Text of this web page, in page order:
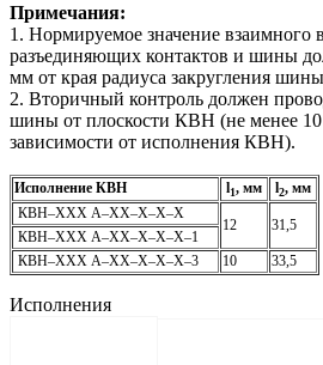
Примечания:
1. Нормируемое значение взаимного
разъединяющих контактов и шины
мм от края радиуса закругления
2. Вторичный контроль должен
шины от плоскости КВН (не менее
зависимости от исполнения КВН).
Исполнение КВН l1, мм l2, мм
КВН–ХХХ А–ХХ–Х–Х–Х
12 31,5
КВН–ХХХ А–ХХ–Х–Х–Х–1
КВН–ХХХ А–ХХ–Х–Х–Х–3
10 33,5
Исполнения